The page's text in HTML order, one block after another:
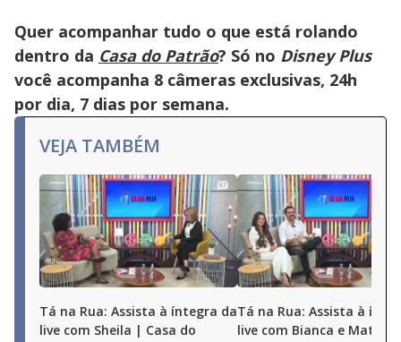
Quer acompanhar tudo o que está rolando
dentro da Casa do Patrão? Só no Disney Plus
você acompanha 8 câmeras exclusivas, 24h
por dia, 7 dias por semana.
VEJA TAMBÉM
Tá na Rua: Assista à íntegra da
live com Sheila | Casa do
Tá na Rua: Assista à
live com Bianca e